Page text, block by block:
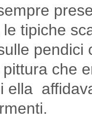
tipiche
pendici
che
ella